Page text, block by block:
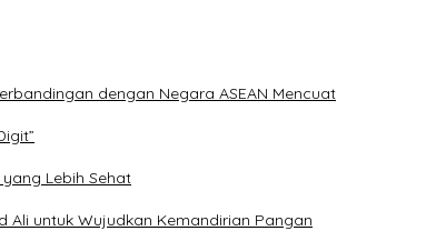
dengan Negara ASEAN Mencuat
Lebih Sehat
Ali untuk Wujudkan Kemandirian Pangan